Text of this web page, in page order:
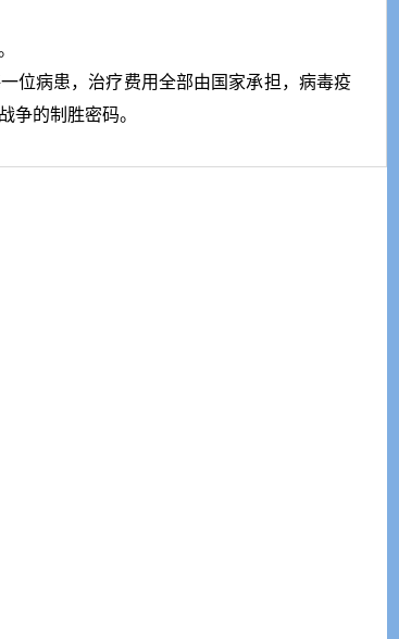
位病患，治疗费用全部由国家承担，病毒疫
争的制胜密码。